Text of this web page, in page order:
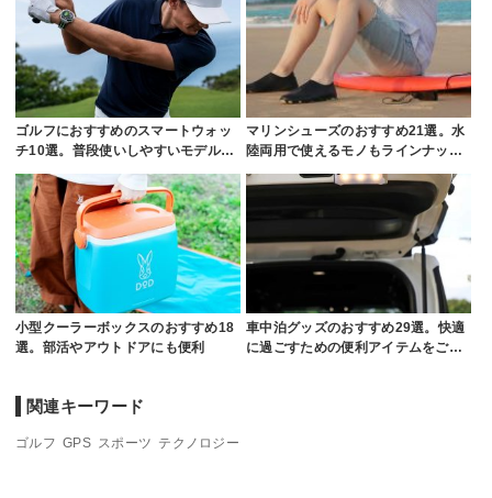
ゴルフにおすすめのスマートウォッ
チ10選。普段使いしやすいモデル…
マリンシューズのおすすめ21選。水
陸両用で使えるモノもラインナッ…
小型クーラーボックスのおすすめ18
選。部活やアウトドアにも便利
車中泊グッズのおすすめ29選。快適
に過ごすための便利アイテムをご…
関連キーワード
ゴルフ GPS スポーツ テクノロジー